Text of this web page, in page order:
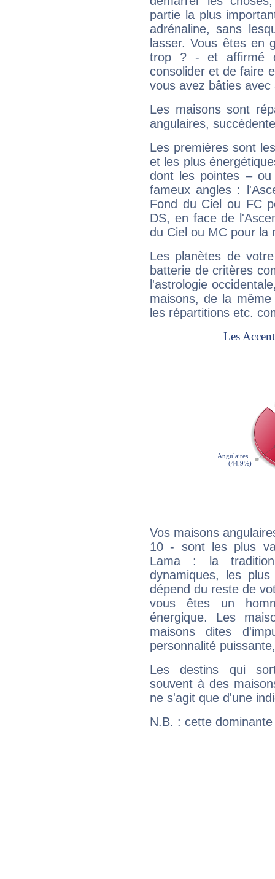
partie la plus
adrénaline, sans
lasser. Vous êtes en
trop ? - et affirmé
consolider et de faire
vous avez bâties avec
Les maisons sont
angulaires,
Les premières sont
et les plus
dont les pointes –
fameux angles :
Fond du Ciel ou FC
DS, en face de
du Ciel ou MC pour la
Les planètes de
batterie de critères
l'astrologie
maisons, de la
les répartitions etc.
Vos maisons
10 - sont les plus
Lama : la
dynamiques, les
dépend du reste de
vous êtes un
énergique. Les
maisons dites
personnalité
Les destins qui
souvent à des
ne s'agit que d'une
N.B. : cette